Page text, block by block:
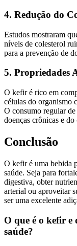
4. Redução do
Estudos mostraram
níveis de colesterol
para a prevenção de
5. Propriedades
O kefir é rico em
células do organismo
O consumo regular
doenças crônicas e
Conclusão
O kefir é uma bebida
saúde. Seja para
digestiva, obter
arterial ou aproveitar
ser uma excelente
O que é o kefir e
saúde?